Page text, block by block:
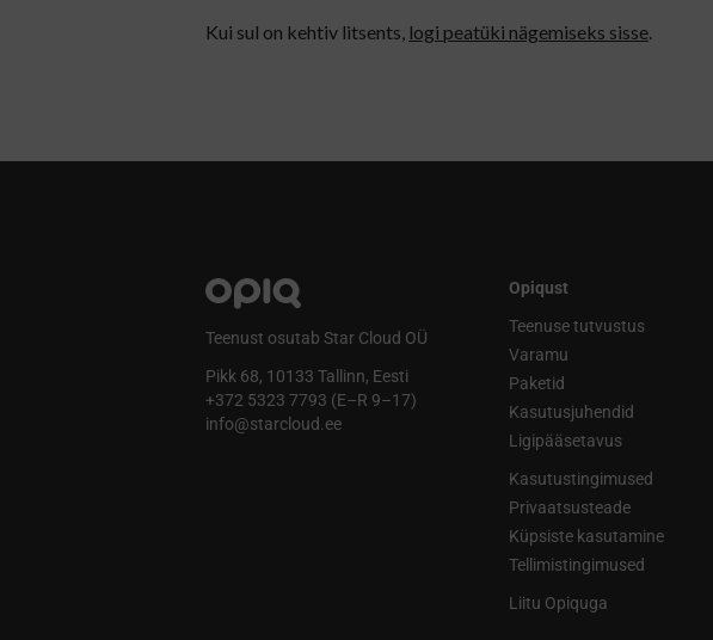
Kui sul on kehtiv litsents, logi peatüki nägemiseks sisse.
Teenust osutab Star Cloud OÜ
Pikk 68, 10133 Tallinn, Eesti
+372 5323 7793 (E–R 9–17)
info@starcloud.ee
Opiqust
Teenuse tutvustus
Varamu
Paketid
Kasutusjuhendid
Ligipääsetavus
Kasutustingimused
Privaatsusteade
Küpsiste kasutamine
Tellimistingimused
Liitu Opiquga